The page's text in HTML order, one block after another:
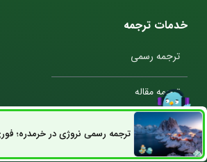
خدمات ترجمه
ترجمه رسمی
ترجمه مقاله
ترجمه متن
ترجمه کتاب
ترجمه رسمی نروژی در خرمدره؛راه های ارتباطی